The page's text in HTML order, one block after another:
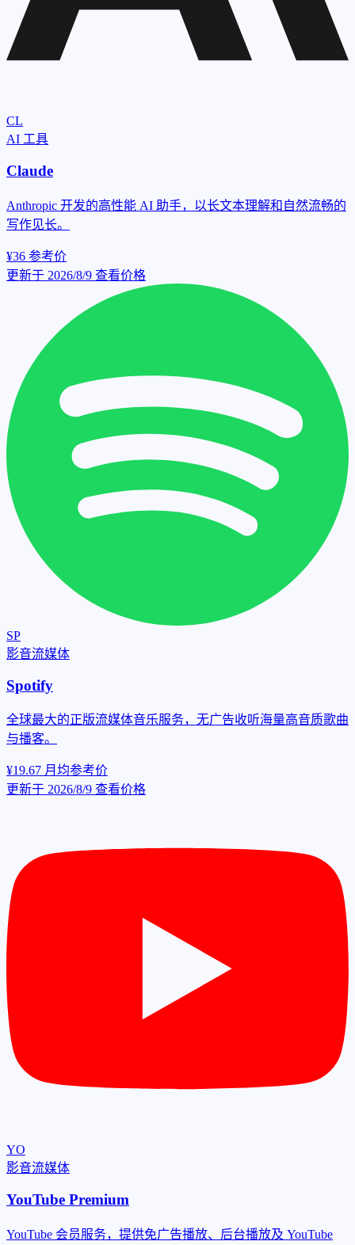
CL
AI 工具
Claude
Anthropic 开发的高性能 AI 助手，以长文本理解和自然流畅的
写作见长。
¥36 参考价
更新于 2026/8/9 查看价格
SP
影音流媒体
Spotify
全球最大的正版流媒体音乐服务，无广告收听海量高音质歌曲
与播客。
¥19.67 月均参考价
更新于 2026/8/9 查看价格
YO
影音流媒体
YouTube Premium
YouTube 会员服务，提供免广告播放、后台播放及 YouTube